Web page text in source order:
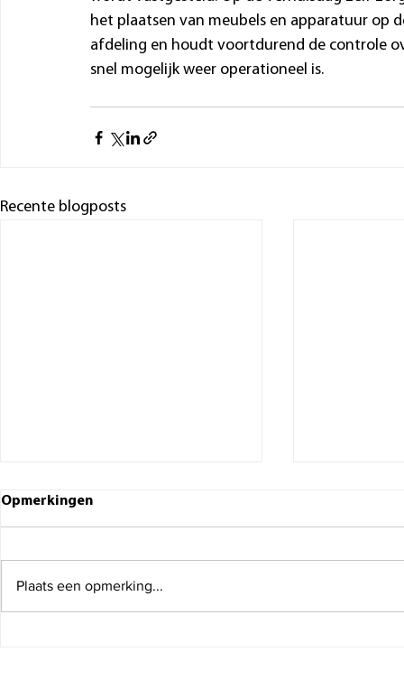
het plaatsen van meubels en apparatuur op
afdeling en houdt voortdurend de controle
snel mogelijk weer operationeel is.
Recente blogposts
Opmerkingen
Plaats een opmerking...